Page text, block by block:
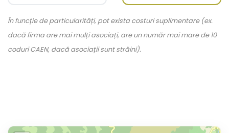
În funcție de particularități, pot exista costuri suplimentare (ex.
dacă firma are mai mulți asociați, are un număr mai mare de 10
coduri CAEN, dacă asociații sunt străini).